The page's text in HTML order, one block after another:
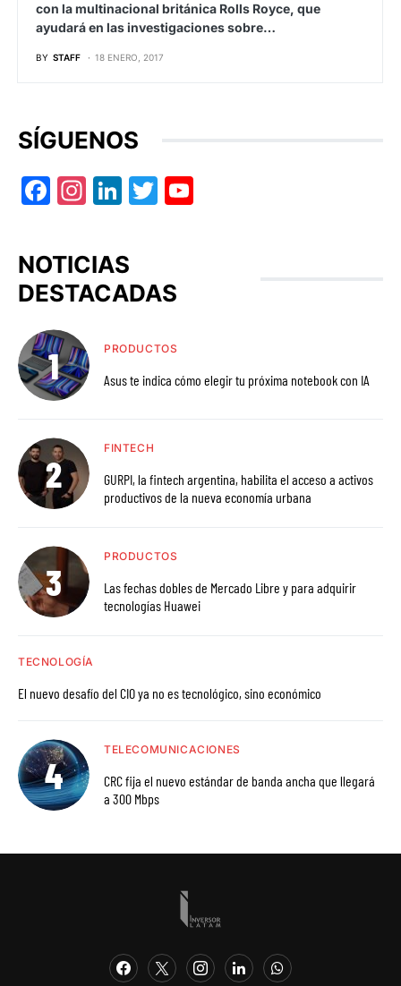
con la multinacional británica Rolls Royce, que
ayudará en las investigaciones sobre…
BY STAFF 18 ENERO, 2017
SÍGUENOS
Facebook
Instagram
LinkedIn
Twitter
NOTICIAS
DESTACADAS
PRODUCTOS
Asus te indica cómo elegir tu próxima notebook con IA
FINTECH
GURPI, la fintech argentina, habilita el acceso a activos
productivos de la nueva economía urbana
PRODUCTOS
Las fechas dobles de Mercado Libre y para adquirir
tecnologías Huawei
TECNOLOGÍA
El nuevo desafío del CIO ya no es tecnológico, sino económico
TELECOMUNICACIONES
CRC fija el nuevo estándar de banda ancha que llegará
a 300 Mbps